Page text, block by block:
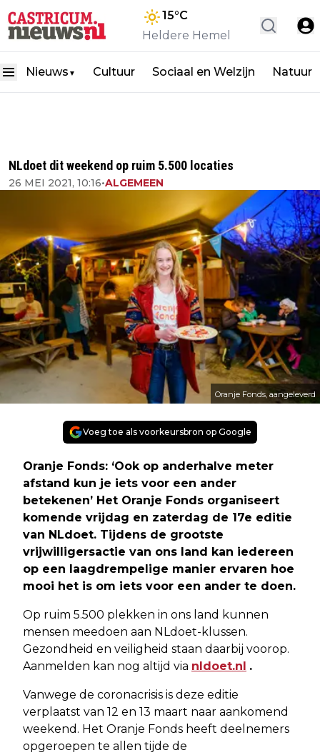
15°C
Heldere Hemel
Nieuws ▼ Cultuur Sociaal en Welzijn Natuur
NLdoet dit weekend op ruim 5.500 locaties
26 MEI 2021, 10:16•ALGEMEEN
Oranje Fonds, aangeleverd
Voeg toe als voorkeursbron op Google
Oranje Fonds: ‘Ook op anderhalve meter
afstand kun je iets voor een ander
betekenen’ Het Oranje Fonds organiseert
komende vrijdag en zaterdag de 17e editie
van NLdoet. Tijdens de grootste
vrijwilligersactie van ons land kan iedereen
op een laagdrempelige manier ervaren hoe
mooi het is om iets voor een ander te doen.
Op ruim 5.500 plekken in ons land kunnen
mensen meedoen aan NLdoet-klussen.
Gezondheid en veiligheid staan daarbij voorop.
Aanmelden kan nog altijd via nldoet.nl .
Vanwege de coronacrisis is deze editie
verplaatst van 12 en 13 maart naar aankomend
weekend. Het Oranje Fonds heeft deelnemers
opgeroepen te allen tijde de